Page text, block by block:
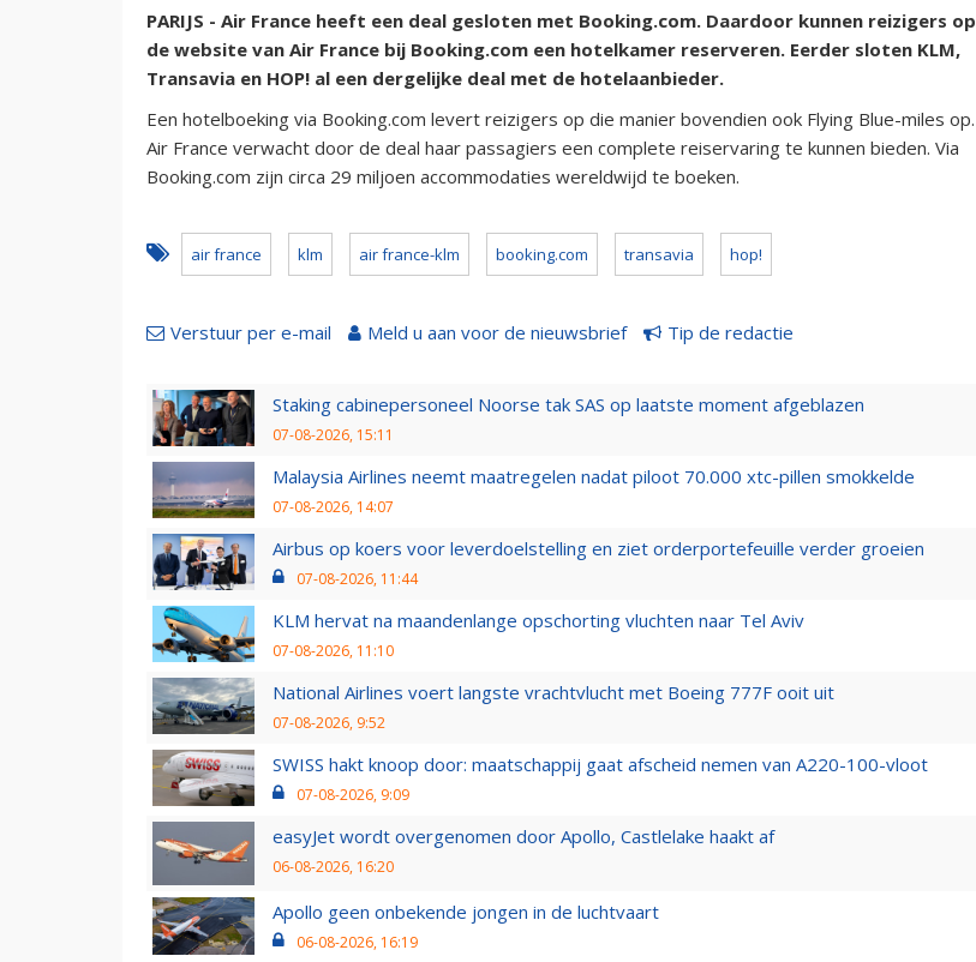
PARIJS - Air France heeft een deal gesloten met Booking.com. Daardoor kunnen reizigers op
de website van Air France bij Booking.com een hotelkamer reserveren. Eerder sloten KLM,
Transavia en HOP! al een dergelijke deal met de hotelaanbieder.
Een hotelboeking via Booking.com levert reizigers op die manier bovendien ook Flying Blue-miles op.
Air France verwacht door de deal haar passagiers een complete reiservaring te kunnen bieden. Via
Booking.com zijn circa 29 miljoen accommodaties wereldwijd te boeken.
air france klm air france-klm booking.com transavia hop!
Verstuur per e-mail Meld u aan voor de nieuwsbrief Tip de redactie
Staking cabinepersoneel Noorse tak SAS op laatste moment afgeblazen
07-08-2026, 15:11
Malaysia Airlines neemt maatregelen nadat piloot 70.000 xtc-pillen smokkelde
07-08-2026, 14:07
Airbus op koers voor leverdoelstelling en ziet orderportefeuille verder groeien
07-08-2026, 11:44
KLM hervat na maandenlange opschorting vluchten naar Tel Aviv
07-08-2026, 11:10
National Airlines voert langste vrachtvlucht met Boeing 777F ooit uit
07-08-2026, 9:52
SWISS hakt knoop door: maatschappij gaat afscheid nemen van A220-100-vloot
07-08-2026, 9:09
easyJet wordt overgenomen door Apollo, Castlelake haakt af
06-08-2026, 16:20
Apollo geen onbekende jongen in de luchtvaart
06-08-2026, 16:19